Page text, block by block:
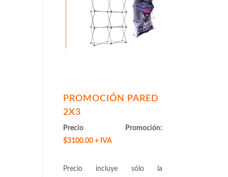
PROMOCIÓN PARED
2X3
Precio Promoción:
$3100.00 + IVA
Precio incluye sólo la